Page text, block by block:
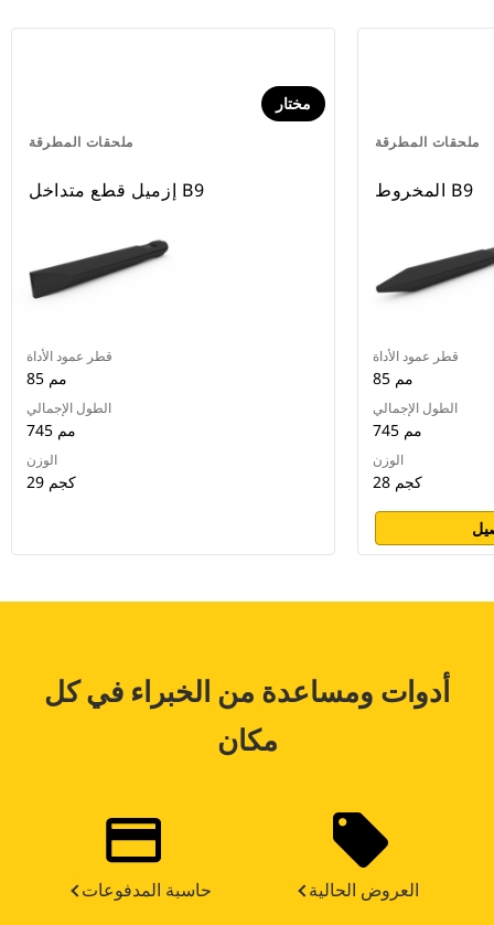
ملحقات المطرقة
مختار
إزميل قطع متداخل B9
قطر عمود الأداة
85 مم
الطول الإجمالي
745 مم
الوزن
29 كجم
ملحقات المطرقة
المخروط B9
قطر عمود الأداة
85 مم
الطول الإجمالي
745 مم
الوزن
28 كجم
أدوات ومساعدة من الخبراء في كل
مكان
حاسبة المدفوعات العروض الحالية